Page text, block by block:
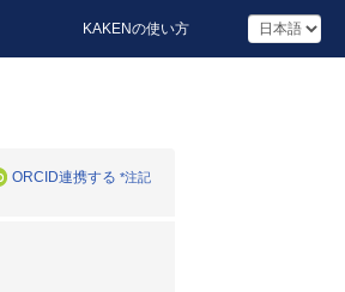
KAKENの使い方
ORCID連携する *注記